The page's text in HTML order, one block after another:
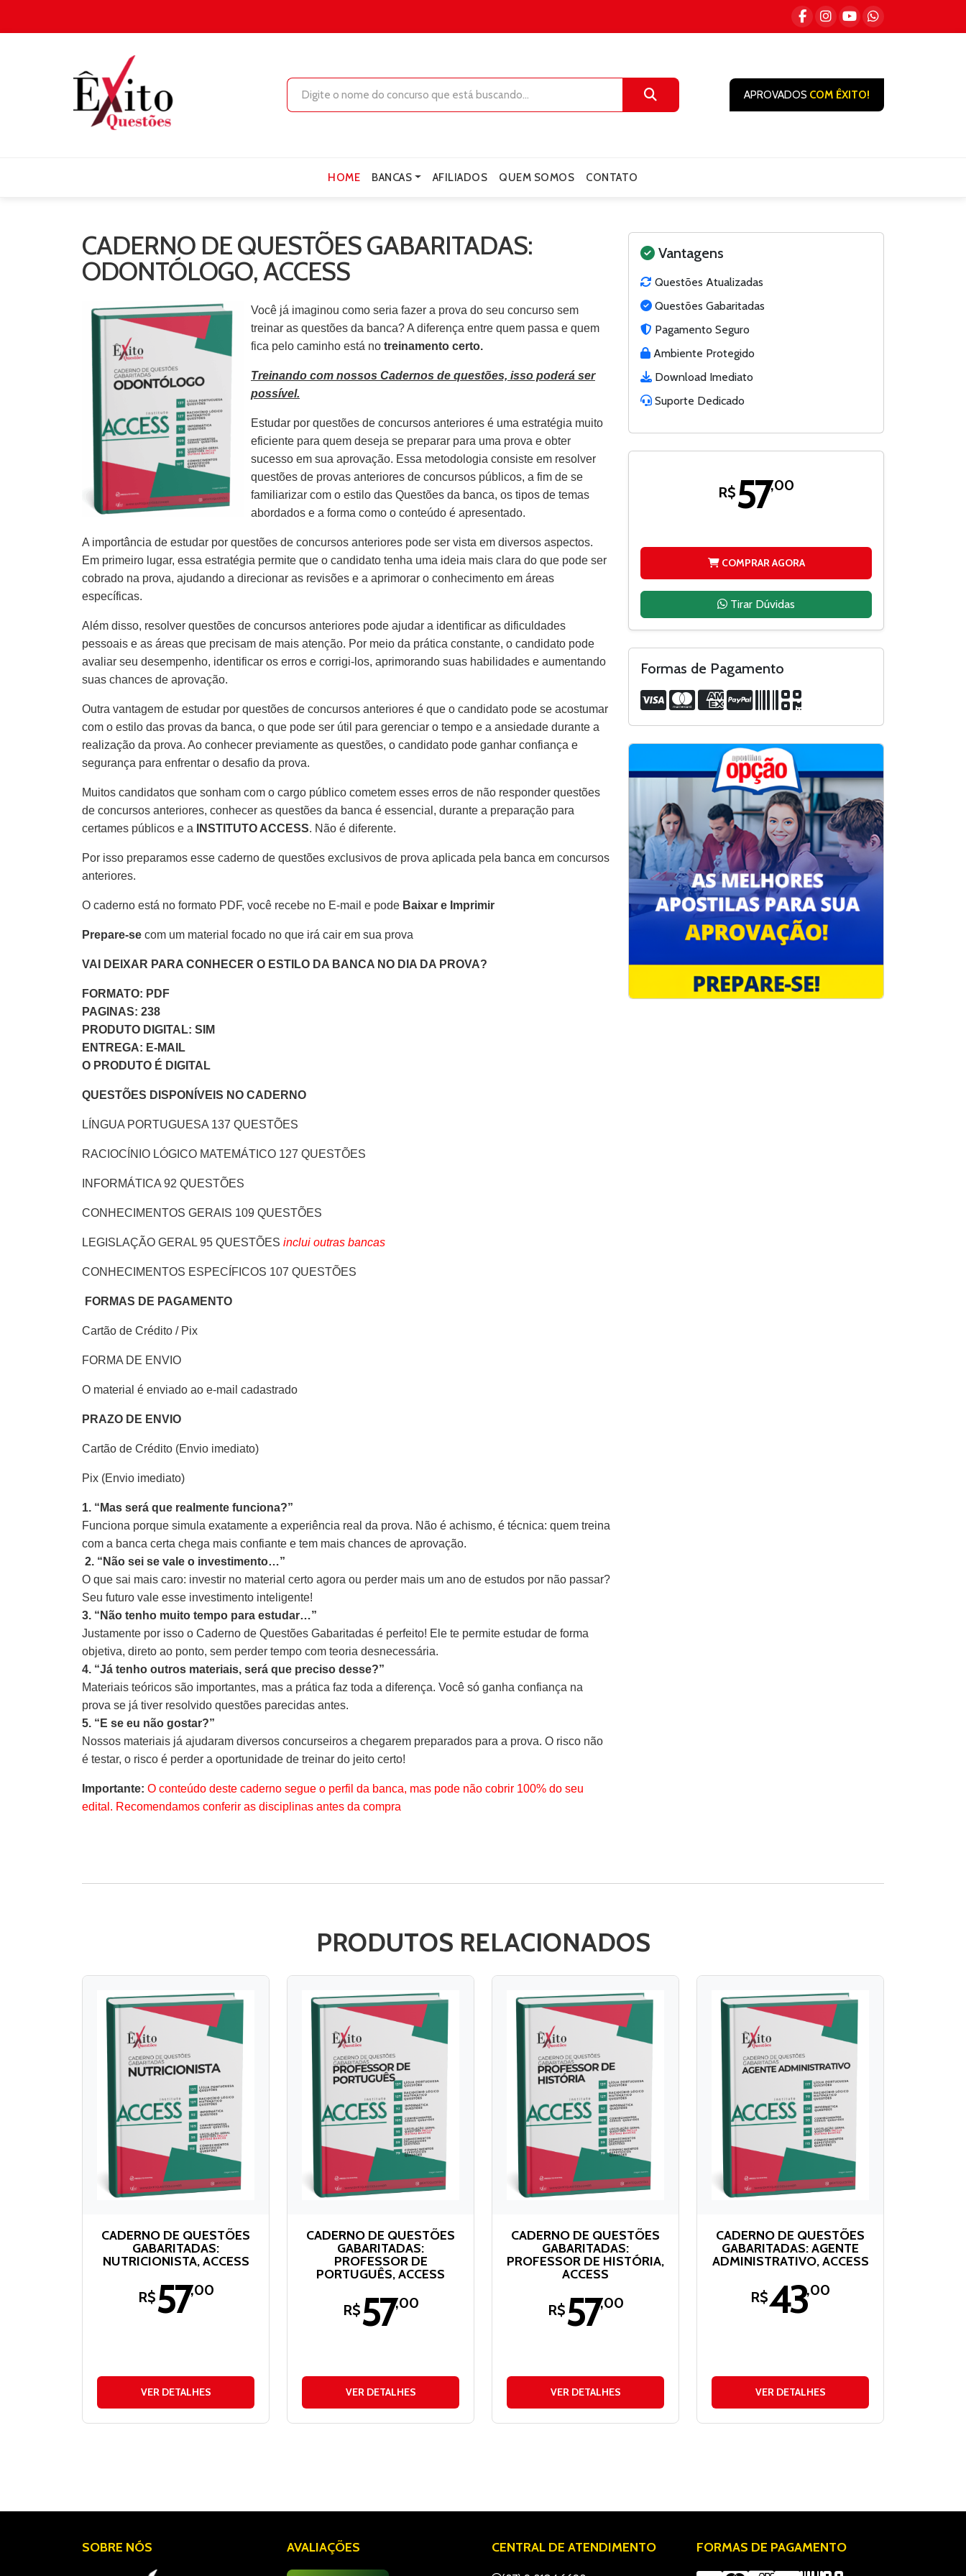
APROVADOS COM ÊXITO!
HOME BANCAS AFILIADOS QUEM SOMOS CONTATO
CADERNO DE QUESTÕES GABARITADAS:
ODONTÓLOGO, ACCESS
Você já imaginou como seria fazer a prova do seu concurso sem
treinar as questões da banca? A diferença entre quem passa e quem
fica pelo caminho está no treinamento certo.
Treinando com nossos Cadernos de questões, isso poderá ser
possível.
Estudar por questões de concursos anteriores é uma estratégia muito
eficiente para quem deseja se preparar para uma prova e obter
sucesso em sua aprovação. Essa metodologia consiste em resolver
questões de provas anteriores de concursos públicos, a fim de se
familiarizar com o estilo das Questões da banca, os tipos de temas
abordados e a forma como o conteúdo é apresentado.
A importância de estudar por questões de concursos anteriores pode ser vista em diversos aspectos.
Em primeiro lugar, essa estratégia permite que o candidato tenha uma ideia mais clara do que pode ser
cobrado na prova, ajudando a direcionar as revisões e a aprimorar o conhecimento em áreas
específicas.
Além disso, resolver questões de concursos anteriores pode ajudar a identificar as dificuldades
pessoais e as áreas que precisam de mais atenção. Por meio da prática constante, o candidato pode
avaliar seu desempenho, identificar os erros e corrigi-los, aprimorando suas habilidades e aumentando
suas chances de aprovação.
Outra vantagem de estudar por questões de concursos anteriores é que o candidato pode se acostumar
com o estilo das provas da banca, o que pode ser útil para gerenciar o tempo e a ansiedade durante a
realização da prova. Ao conhecer previamente as questões, o candidato pode ganhar confiança e
segurança para enfrentar o desafio da prova.
Muitos candidatos que sonham com o cargo público cometem esses erros de não responder questões
de concursos anteriores, conhecer as questões da banca é essencial, durante a preparação para
certames públicos e a
INSTITUTO ACCESS. Não é diferente.
Por isso preparamos esse caderno de questões exclusivos de prova aplicada pela banca em concursos
anteriores.
O caderno está no formato PDF, você recebe no E-mail e pode Baixar e Imprimir
Prepare-se com um material focado no que irá cair em sua prova
VAI DEIXAR PARA CONHECER O ESTILO DA BANCA NO DIA DA PROVA?
FORMATO: PDF
PAGINAS: 238
PRODUTO DIGITAL: SIM
ENTREGA: E-MAIL
O PRODUTO É DIGITAL
QUESTÕES DISPONÍVEIS NO CADERNO
LÍNGUA PORTUGUESA 137 QUESTÕES
RACIOCÍNIO LÓGICO MATEMÁTICO 127 QUESTÕES
INFORMÁTICA 92 QUESTÕES
CONHECIMENTOS GERAIS 109 QUESTÕES
LEGISLAÇÃO GERAL 95 QUESTÕES inclui outras bancas
CONHECIMENTOS ESPECÍFICOS 107 QUESTÕES
FORMAS DE PAGAMENTO
Cartão de Crédito / Pix
FORMA DE ENVIO
O material é enviado ao e-mail cadastrado
PRAZO DE ENVIO
Cartão de Crédito (Envio imediato)
Pix (Envio imediato)
1. “Mas será que realmente funciona?”
Funciona porque simula exatamente a experiência real da prova. Não é achismo, é técnica: quem treina
com a banca certa chega mais confiante e tem mais chances de aprovação.
2. “Não sei se vale o investimento…”
O que sai mais caro: investir no material certo agora ou perder mais um ano de estudos por não passar?
Seu futuro vale esse investimento inteligente!
3. “Não tenho muito tempo para estudar…”
Justamente por isso o Caderno de Questões Gabaritadas é perfeito! Ele te permite estudar de forma
objetiva, direto ao ponto, sem perder tempo com teoria desnecessária.
4. “Já tenho outros materiais, será que preciso desse?”
Materiais teóricos são importantes, mas a prática faz toda a diferença. Você só ganha confiança na
prova se já tiver resolvido questões parecidas antes.
5. “E se eu não gostar?”
Nossos materiais já ajudaram diversos concurseiros a chegarem preparados para a prova. O risco não
é testar, o risco é perder a oportunidade de treinar do jeito certo!
Importante: O conteúdo deste caderno segue o perfil da banca, mas pode não cobrir 100% do seu
edital. Recomendamos conferir as disciplinas antes da compra
Vantagens
Questões Atualizadas
Questões Gabaritadas
Pagamento Seguro
Ambiente Protegido
Download Imediato
Suporte Dedicado
R$57,00
COMPRAR AGORA
Tirar Dúvidas
Formas de Pagamento
PRODUTOS RELACIONADOS
CADERNO DE QUESTÕES
GABARITADAS:
NUTRICIONISTA, ACCESS
R$57,00
VER DETALHES
CADERNO DE QUESTÕES
GABARITADAS:
PROFESSOR DE
PORTUGUÊS, ACCESS
R$57,00
VER DETALHES
CADERNO DE QUESTÕES
GABARITADAS:
PROFESSOR DE HISTÓRIA,
ACCESS
R$57,00
VER DETALHES
CADERNO DE QUESTÕES
GABARITADAS: AGENTE
ADMINISTRATIVO, ACCESS
R$43,00
VER DETALHES
SOBRE NÓS AVALIAÇÕES CENTRAL DE ATENDIMENTO FORMAS DE PAGAMENTO